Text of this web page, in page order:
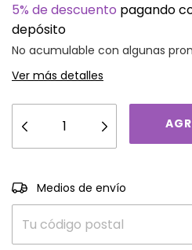
5% de descuento pagando
depósito
No acumulable con algunas
Ver más detalles
Entregas para el CP:
Medios de envío